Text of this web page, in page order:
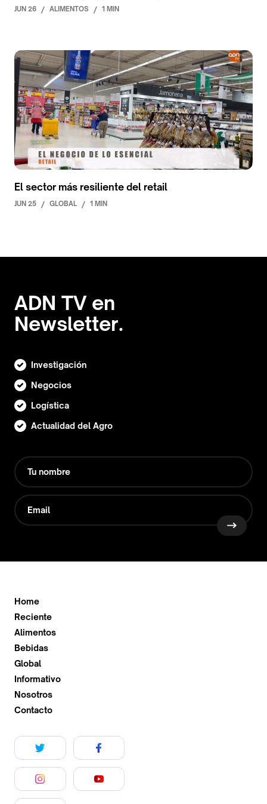
JUN 26 / ALIMENTOS / 1 MIN
El sector más resiliente del retail
JUN 25 / GLOBAL / 1 MIN
ADN TV en
Newsletter.
Investigación
Negocios
Logística
Actualidad del Agro
Home
Reciente
Alimentos
Bebidas
Global
Informativo
Nosotros
Contacto